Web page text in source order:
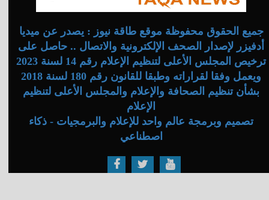
جميع الحقوق محفوظة موقع طاقة نيوز : يصدر عن ميديا
أدفيزر لإصدار الصحف الإلكترونية والاتصال .. حاصل على
ترخيص المجلس الأعلى لتنظيم الإعلام رقم 14 لسنة 2023
ويعمل وفقا لقراراته وطبقا للقانون رقم 180 لسنة 2018
بشأن تنظيم الصحافة والإعلام والمجلس الأعلى لتنظيم
الإعلام
تصميم وبرمجة عالم واحد للإعلام والبرمجيات - ذكاء
اصطناعي